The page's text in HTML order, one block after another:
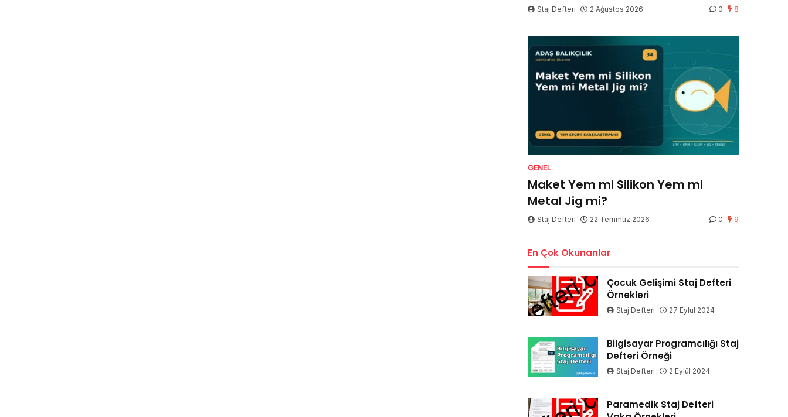
Staj Defteri 2 Ağustos 2026 0 8
GENEL
Maket Yem mi Silikon Yem mi
Metal Jig mi?
Staj Defteri 22 Temmuz 2026 0 9
En Çok Okunanlar
Çocuk Gelişimi Staj Defteri
Örnekleri
Staj Defteri 27 Eylül 2024
Bilgisayar Programcılığı Staj
Defteri Örneği
Staj Defteri 2 Eylül 2024
Paramedik Staj Defteri